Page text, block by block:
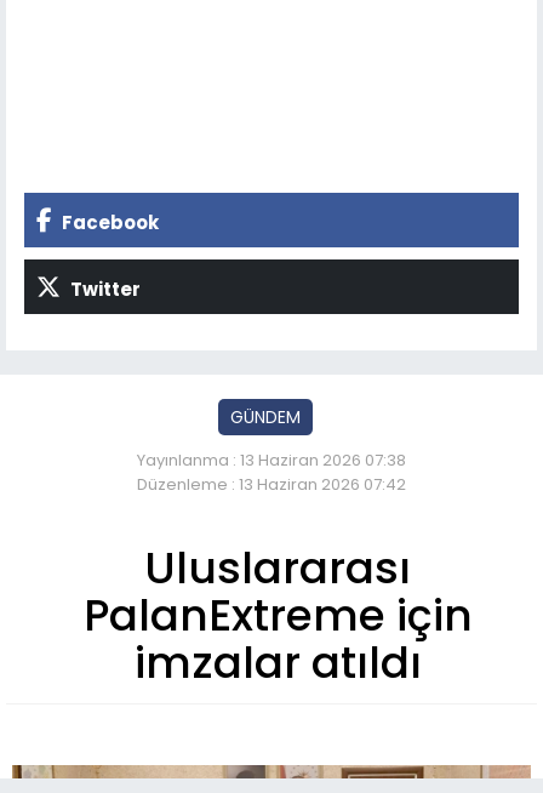
Facebook
Twitter
GÜNDEM
Yayınlanma : 13 Haziran 2026 07:38
Düzenleme : 13 Haziran 2026 07:42
Uluslararası
PalanExtreme için
imzalar atıldı